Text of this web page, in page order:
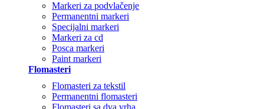
Markeri za podvlačenje
Permanentni markeri
Specijalni markeri
Markeri za cd
Posca markeri
Paint markeri
Flomasteri
Flomasteri za tekstil
Permanentni flomasteri
Flomasteri sa dva vrha